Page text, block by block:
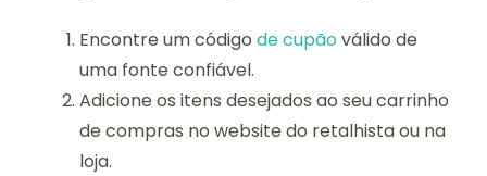
Encontre um código de cupãoválido de
uma fonte confiável.
Adicione os itens desejados ao seu carrinho
de compras no website do retalhista ou na
loja.